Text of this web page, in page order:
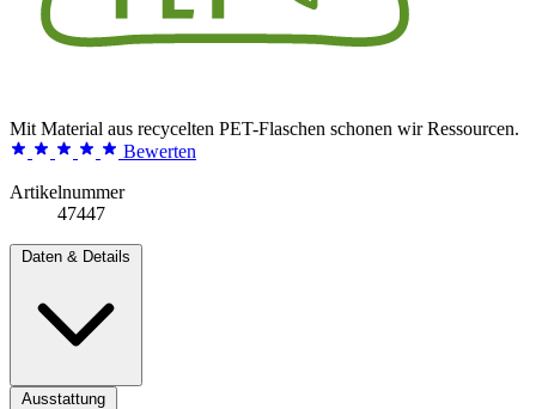
Mit Material aus recycelten PET-Flaschen schonen wir Ressourcen.
Bewerten
Artikelnummer
47447
Daten & Details
Ausstattung